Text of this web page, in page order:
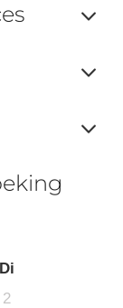
ou
ou
ou
Di
2